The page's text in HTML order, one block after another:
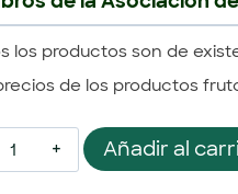
los productos son de
de los productos
Añadir al